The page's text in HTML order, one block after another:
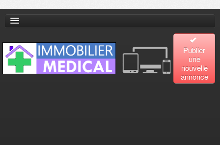
Publier
une
nouvelle
annonce